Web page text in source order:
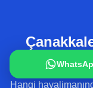
Hangi